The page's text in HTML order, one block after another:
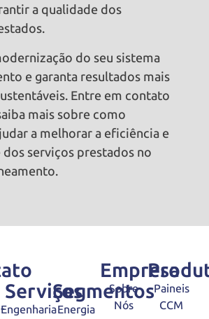
a qualidade dos
do seu sistema
e garanta resultados mais
Entre em contato
mais sobre como
a melhorar a eficiência e
serviços prestados no
Empresa
Sobre
Nós
Paineis
CCM
Serviços
Engenharia
Segmentos
Energia